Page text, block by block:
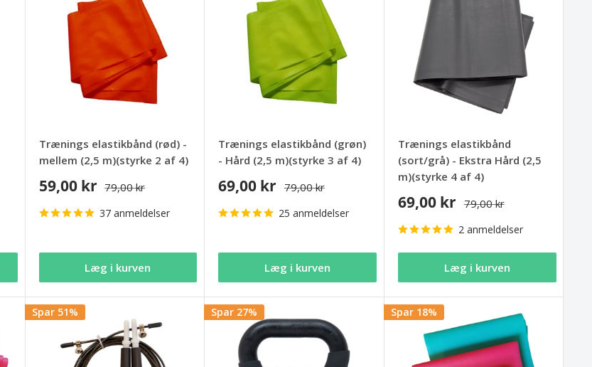
Trænings elastikbånd (rød) -
mellem (2,5 m)(styrke 2 af 4)
59,00 kr 79,00 kr
37 anmeldelser
Læg i kurven
Trænings elastikbånd (grøn)
- Hård (2,5 m)(styrke 3 af 4)
69,00 kr 79,00 kr
25 anmeldelser
Læg i kurven
Trænings elastikbånd
(sort/grå) - Ekstra Hård (2,5
m)(styrke 4 af 4)
69,00 kr 79,00 kr
2 anmeldelser
Læg i kurven
Spar 51% Spar 27% Spar 18%